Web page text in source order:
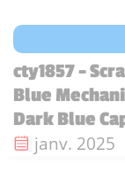
cty1857 -
Blue
Dark Blue
Date de
janv. 2025